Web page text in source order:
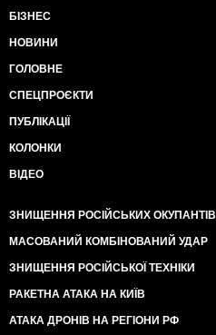
БІЗНЕС
НОВИНИ
ГОЛОВНЕ
СПЕЦПРОЄКТИ
ПУБЛІКАЦІЇ
КОЛОНКИ
ВІДЕО
ЗНИЩЕННЯ РОСІЙСЬКИХ ОКУПАНТІВ
МАСОВАНИЙ КОМБІНОВАНИЙ УДАР
ЗНИЩЕННЯ РОСІЙСЬКОЇ ТЕХНІКИ
РАКЕТНА АТАКА НА КИЇВ
АТАКА ДРОНІВ НА РЕГІОНИ РФ